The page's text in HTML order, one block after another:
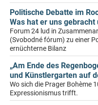
Politische Debatte im
Was hat er uns
Forum 24 lud in
(Svobodné fórum) zu einer
ernüchterne Bilanz
„Am Ende des
und Künstlergarten auf
Wo sich die Prager Bohème
Expressionismus trifft.